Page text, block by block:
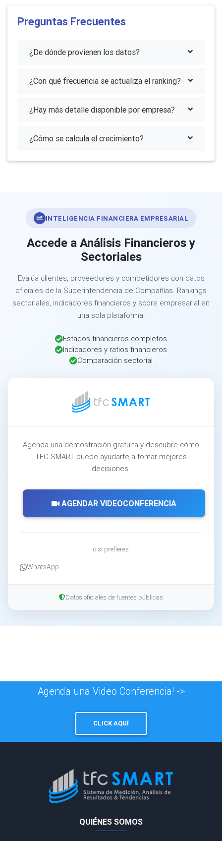
Preguntas Frecuentes
¿De dónde provienen los datos?
¿Con qué frecuencia se actualiza el ranking?
¿Hay más detalle disponible por empresa?
¿Cómo se calcula el crecimiento?
INTELIGENCIA FINANCIERA EMPRESARIAL
Accede a Análisis Financieros y
Sectoriales
Evalúa clientes, proveedores y competidores con datos
oficiales de la Superintendencia de Compañías. Rankings
sectoriales, indicadores financieros y score empresarial en
una sola plataforma.
Estados financieros completos
Indicadores y ratios financieros
Comparación sectorial
Agenda una demostración gratuita y descubre cómo
TFC SMART puede ayudarte a tomar mejores
decisiones.
AGENDAR VIDEOCONFERENCIA
o si prefieres
WhatsApp
Datos oficiales de fuentes públicas
Agenda una Video Conferencia! ->
CLICK AQUÍ
QUIÉNES SOMOS